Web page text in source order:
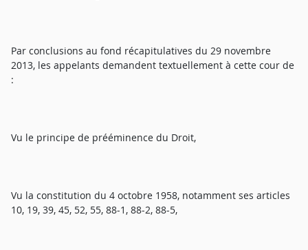
Par conclusions au fond récapitulatives du 29 novembre
2013, les appelants demandent textuellement à cette cour de
:
Vu le principe de prééminence du Droit,
Vu la constitution du 4 octobre 1958, notamment ses articles
10, 19, 39, 45, 52, 55, 88-1, 88-2, 88-5,